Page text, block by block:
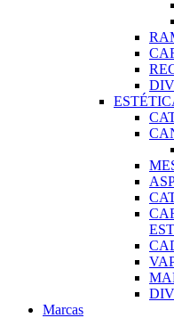
Marcas